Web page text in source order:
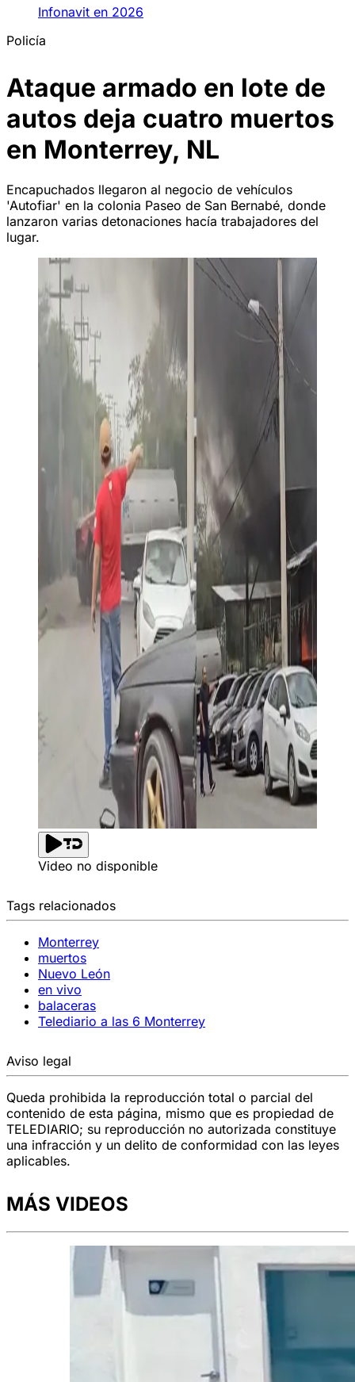
Infonavit en 2026
Policía
Ataque armado en lote de
autos deja cuatro muertos
en Monterrey, NL
Encapuchados llegaron al negocio de vehículos
'Autofiar' en la colonia Paseo de San Bernabé, donde
lanzaron varias detonaciones hacía trabajadores del
lugar.
Video no disponible
Tags relacionados
Monterrey
muertos
Nuevo León
en vivo
balaceras
Telediario a las 6 Monterrey
Aviso legal
Queda prohibida la reproducción total o parcial del
contenido de esta página, mismo que es propiedad de
TELEDIARIO; su reproducción no autorizada constituye
una infracción y un delito de conformidad con las leyes
aplicables.
MÁS VIDEOS